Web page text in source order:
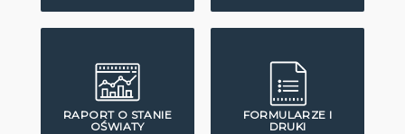
RAPORT O STANIE
OŚWIATY
FORMULARZE I
DRUKI